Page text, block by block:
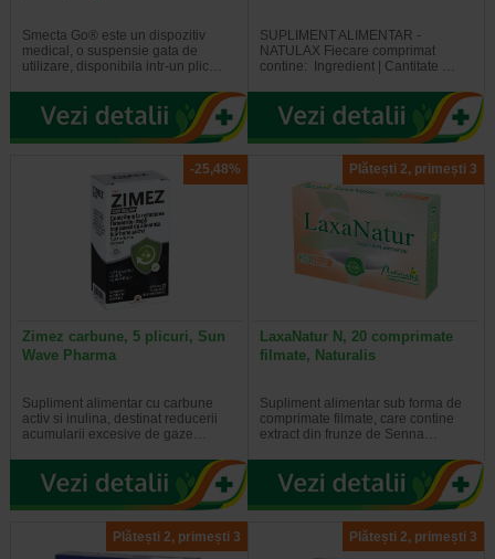
Smecta Go® este un dispozitiv
medical, o suspensie gata de
utilizare, disponibila intr-un plic…
SUPLIMENT ALIMENTAR -
NATULAX Fiecare comprimat
contine: Ingredient | Cantitate …
-25,48%
Zimez carbune, 5 plicuri, Sun
Wave Pharma
Supliment alimentar cu carbune
activ si inulina, destinat reducerii
acumularii excesive de gaze…
Plătești 2, primești 3
LaxaNatur N, 20 comprimate
filmate, Naturalis
Supliment alimentar sub forma de
comprimate filmate, care contine
extract din frunze de Senna…
Plătești 2, primești 3 Plătești 2, primești 3